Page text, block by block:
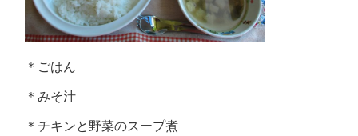
＊ごはん
＊みそ汁
＊チキンと野菜のスープ煮